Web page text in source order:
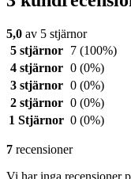
5,0 av 5 stjärnor
5 stjärnor
7 (100%)
4 stjärnor 0 (0%)
3 stjärnor 0 (0%)
2 stjärnor 0 (0%)
1 Stjärnor 0 (0%)
7 recensioner
Vi har inga recensioner